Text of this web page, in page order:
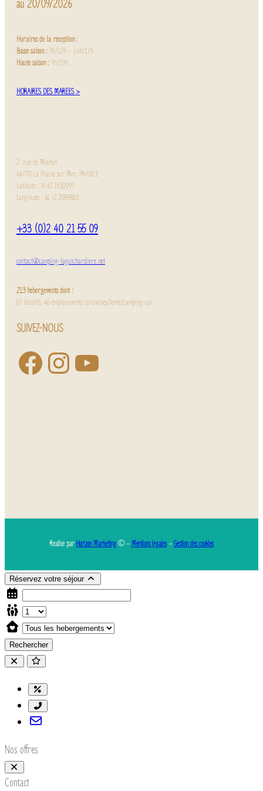
au 20/09/2026
Horaires de la réception :
Basse saison :9h/12h – 14h/17h
Haute saison :9h/19h
HORAIRES DES MARÉES >
2, rue de Mouton
44770 La Plaine sur Mer, FRANCE
Latitude : N 47.1532099
Longitude : W -2.2089863
+33 (0)2 40 21 55 09
contact@camping-laguichardiere.net
213 hébergements dont :
67 locatifs, 46 emplacements caravanes/tente/camping-car
SUIVEZ-NOUS
Réalisé parHorizon Marketing© – Mentions légales–Gestion des cookies
Réservez votre séjour
Rechercher
Nos offres
Contact